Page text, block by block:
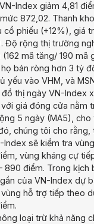
Index giảm 4,81
872,02. Thanh
cổ phiếu (+12%), giá
Độ rộng thị trường
mã tăng/ 190 mã
bán ròng hơn 3 tỷ
yếu vào VHM, và
thị ngày VN-Index
giá đóng cửa nằm
5 ngày (MA5), cho
chúng tôi cho rằng,
Index sẽ kiểm tra
vùng kháng cự
890 điểm. Trong kịch
của VN-Index dự
hỗ trợ tiếp theo
loại trừ khả năng